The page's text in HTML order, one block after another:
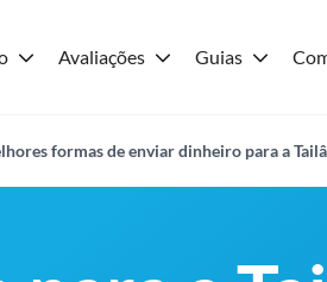
Avaliações Guias
formas de enviar dinheiro para a